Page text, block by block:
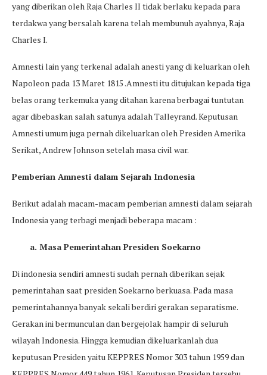
yang diberikan oleh Raja Charles II tidak berlaku kepada para
terdakwa yang bersalah karena telah membunuh ayahnya, Raja
Charles I.
Amnesti lain yang terkenal adalah anesti yang di keluarkan oleh
Napoleon pada 13 Maret 1815 .Amnesti itu ditujukan kepada tiga
belas orang terkemuka yang ditahan karena berbagai tuntutan
agar dibebaskan salah satunya adalah Talleyrand. Keputusan
Amnesti umum juga pernah dikeluarkan oleh Presiden Amerika
Serikat, Andrew Johnson setelah masa civil war.
Pemberian Amnesti dalam Sejarah Indonesia
Berikut adalah macam-macam pemberian amnesti dalam sejarah
Indonesia yang terbagi menjadi beberapa macam :
a. Masa Pemerintahan Presiden Soekarno
Di indonesia sendiri amnesti sudah pernah diberikan sejak
pemerintahan saat presiden Soekarno berkuasa. Pada masa
pemerintahannya banyak sekali berdiri gerakan separatisme.
Gerakan ini bermunculan dan bergejolak hampir di seluruh
wilayah Indonesia. Hingga kemudian dikeluarkanlah dua
keputusan Presiden yaitu KEPPRES Nomor 303 tahun 1959 dan